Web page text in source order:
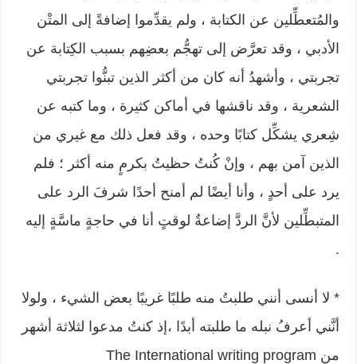
والمُتعطِّلين عن الكتابة ، ولم يقدِّموا إضافةً إلى المتْن
الأدبي ، وقد تعرَّض إلى تهجُّم بعضِهم بسبب الكِتابة عن
تجربتي ، وأشهدُ أنه كان من أكثر الذين تبنُّوا تجربتي
الشعرية ، وقد ناقشها في أماكن كثيرة ، وما كتبه عن
شِعري يشكِّل كتابًا وحده ، وقد فعل ذلك مع غيري من
الذين آمن بهم ، وإنْ كُنتُ حظيتُ بكرمٍ منه أكثر ؛ فلم
يرد على أحدٍ ، وأنا أيضًا لم أمنح أحدًا شرفَ الرد على
المتبطِّلين لأنَّ الردَّ إضاعةٌ لوقتٍ أنا في حاجةٍ ماسَّةٍ إليه
.
* لا أنسى أنني طلبتُ منه طلبًا غريبًا بعض الشيء ، ولولا
أنَّني أعرفُ نبله ما طلبته أبدًا ،إذ كنتُ مدعوا لثلاثة أشهر
من The International writing program